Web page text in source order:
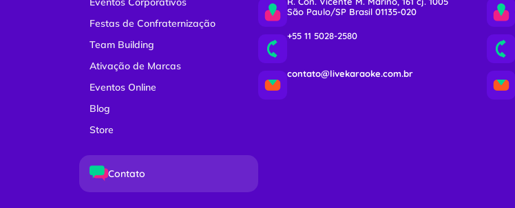
Festas de Confraternização
Team Building
Ativação de Marcas
Eventos Online
Blog
Store
Contato
São Paulo/SP Brasil 01135-020
+55 11 5028-2580
contato@livekaraoke.com.br